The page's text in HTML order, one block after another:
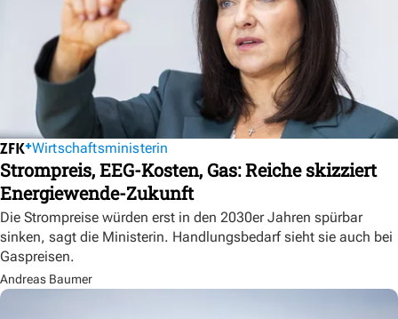
Wirtschaftsministerin
Strompreis, EEG-Kosten, Gas: Reiche skizziert
Energiewende-Zukunft
Die Strompreise würden erst in den 2030er Jahren spürbar
sinken, sagt die Ministerin. Handlungsbedarf sieht sie auch bei
Gaspreisen.
Andreas Baumer